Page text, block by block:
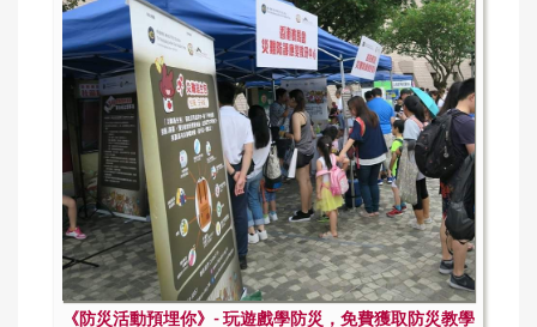
《防災活動預埋你》- 玩遊戲學防災，免費獲取防災教學